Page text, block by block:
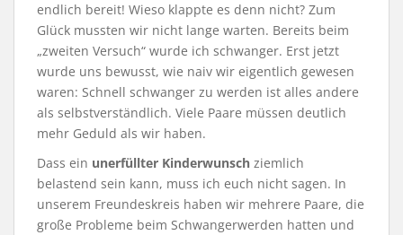
endlich bereit! Wieso klappte es denn nicht? Zum
Glück mussten wir nicht lange warten. Bereits beim
„zweiten Versuch“ wurde ich schwanger. Erst jetzt
wurde uns bewusst, wie naiv wir eigentlich gewesen
waren: Schnell schwanger zu werden ist alles andere
als selbstverständlich. Viele Paare müssen deutlich
mehr Geduld als wir haben.
Dass ein unerfüllter Kinderwunsch ziemlich
belastend sein kann, muss ich euch nicht sagen. In
unserem Freundeskreis haben wir mehrere Paare, die
große Probleme beim Schwangerwerden hatten und